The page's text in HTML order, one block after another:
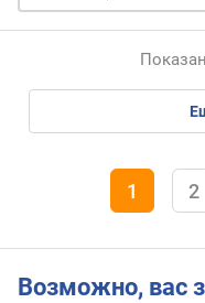
ц
л
ч
1 2
Возможно, вас